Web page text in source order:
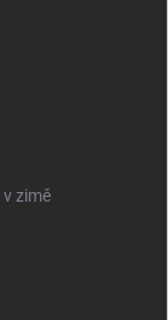
zimě